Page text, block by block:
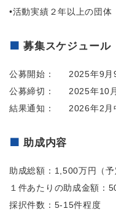
•活動実績２年以上の団体
募集スケジュール
公募開始： 2025年9 月
公募締切：
2025年10
結果通知：
2026年2 月
助成内容
助成総額： 1,500万円（予
１件あたりの助成金額：
採択件数： 5-15件程度